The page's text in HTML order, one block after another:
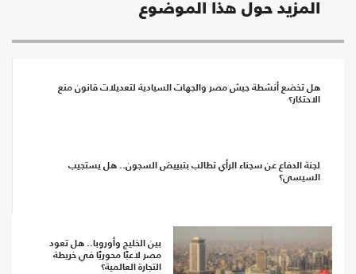
المزيد حول هذا الموضوع
هل تخضع أنشطة جيش مصر والجهات السيادية لتعديلات قانون منع
الاحتكار؟
لجنة الدفاع عن سجناء الرأي تطالب بتبييض السجون.. هل يستجيب
السيسي؟
بين الخليج وأوروبا.. هل تعود
مصر لاعبًا محوريًا في خريطة
التجارة العالمية؟